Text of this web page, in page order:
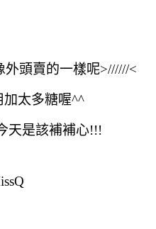
頭賣的一樣呢>//////<
加太多糖喔^^
天是該補補心!!!